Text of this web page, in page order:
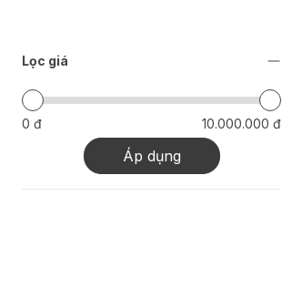
Lọc giá
0 đ 10.000.000 đ
Áp dụng